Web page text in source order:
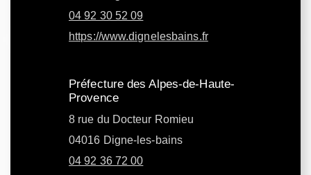
04 92 30 52 09
https://www.dignelesbains.fr
Préfecture des Alpes-de-Haute-
Provence
8 rue du Docteur Romieu
04016 Digne-les-bains
04 92 36 72 00